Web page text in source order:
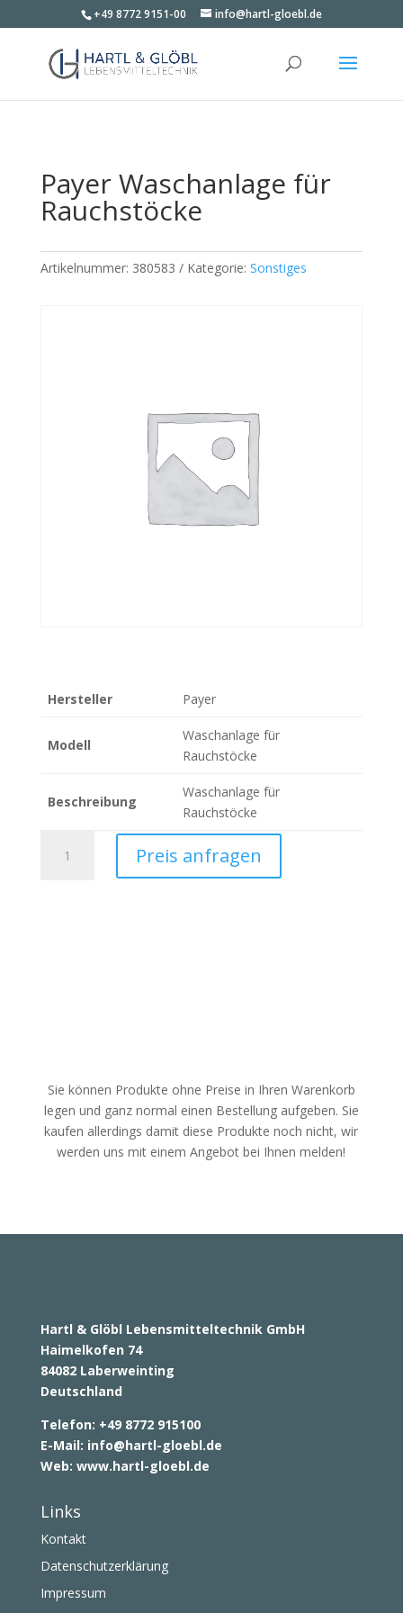
+49 8772 9151-00 info@hartl-gloebl.de
Payer Waschanlage für
Rauchstöcke
Artikelnummer: 380583 Kategorie: Sonstiges
Hersteller Payer
Modell
Waschanlage für
Rauchstöcke
Beschreibung
Waschanlage für
Rauchstöcke
Waschanlage
Preis anfragen
Sie können Produkte ohne Preise in Ihren Warenkorb
legen und ganz normal einen Bestellung aufgeben. Sie
kaufen allerdings damit diese Produkte noch nicht, wir
werden uns mit einem Angebot bei Ihnen melden!
Hartl & Glöbl Lebensmitteltechnik GmbH
Haimelkofen 74
84082 Laberweinting
Deutschland
Telefon: +49 8772 915100
E-Mail: info@hartl-gloebl.de
Web: www.hartl-gloebl.de
Links
Kontakt
Datenschutzerklärung
Impressum